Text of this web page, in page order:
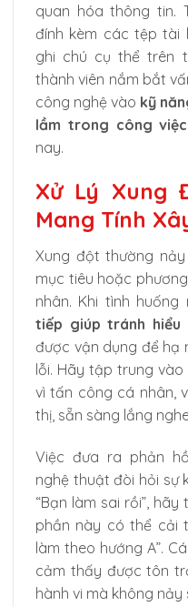
quan hóa thông tin.
đính kèm các tệp tài
ghi chú cụ thể trên
thành viên nắm bắt
công nghệ vào kỹ
lầm trong công việc
nay.
Xử Lý Xung
Mang Tính
Xung đột thường
mục tiêu hoặc
nhân. Khi tình
tiếp giúp tránh
được vận dụng để hạ
lỗi. Hãy tập trung
vì tấn công cá nhân,
thị, sẵn sàng lắng
Việc đưa ra phản
nghệ thuật đòi hỏi sự
“Bạn làm sai rồi”,
phần này có thể cải
làm theo hướng A”.
cảm thấy được tôn
hành vi mà không